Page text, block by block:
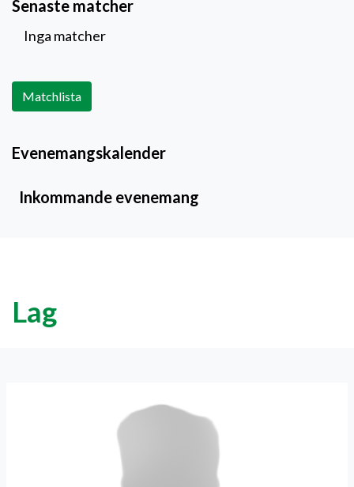
Senaste matcher
Inga matcher
Matchlista
Evenemangskalender
Inkommande evenemang
Lag